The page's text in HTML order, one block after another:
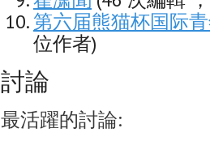
第六届熊猫杯国际
位作者)
討論
最活躍的討論: